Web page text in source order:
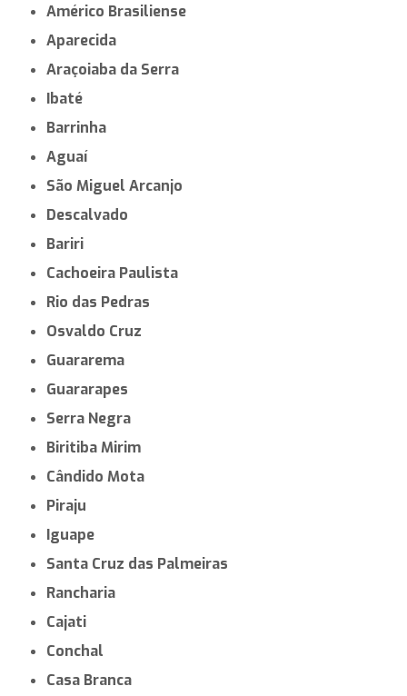
Américo Brasiliense
Aparecida
Araçoiaba da Serra
Ibaté
Barrinha
Aguaí
São Miguel Arcanjo
Descalvado
Bariri
Cachoeira Paulista
Rio das Pedras
Osvaldo Cruz
Guararema
Guararapes
Serra Negra
Biritiba Mirim
Cândido Mota
Piraju
Iguape
Santa Cruz das Palmeiras
Rancharia
Cajati
Conchal
Casa Branca